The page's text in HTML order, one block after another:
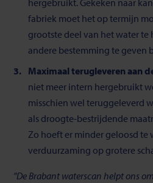
hergebruikt. Gekeken naar
fabriek moet het op termijn
grootste deel van het water te
andere bestemming te geven
Maximaal terugleveren aan
niet meer intern hergebruikt
misschien wel teruggeleverd
als droogte-bestrijdende
Zo hoeft er minder geloosd te
verduurzaming op grotere
"De Brabant waterscan helpt ons